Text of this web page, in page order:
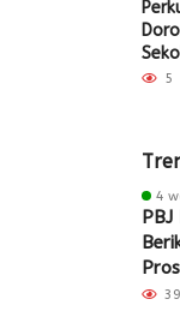
5
4
39